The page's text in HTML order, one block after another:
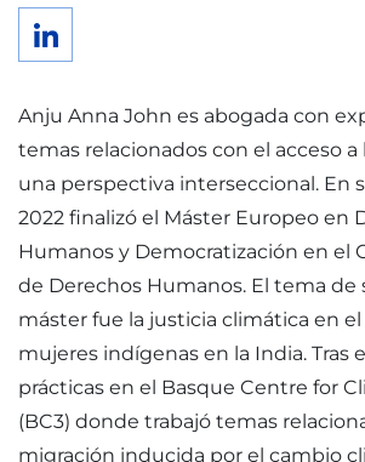
Anju Anna John es abogada con
temas relacionados con el acceso a
una perspectiva interseccional. En
2022 finalizó el Máster Europeo en
Humanos y Democratización en el
de Derechos Humanos. El tema de
máster fue la justicia climática en
mujeres indígenas en la India. Tras
prácticas en el Basque Centre for
(BC3) donde trabajó temas
migración inducida por el cambio